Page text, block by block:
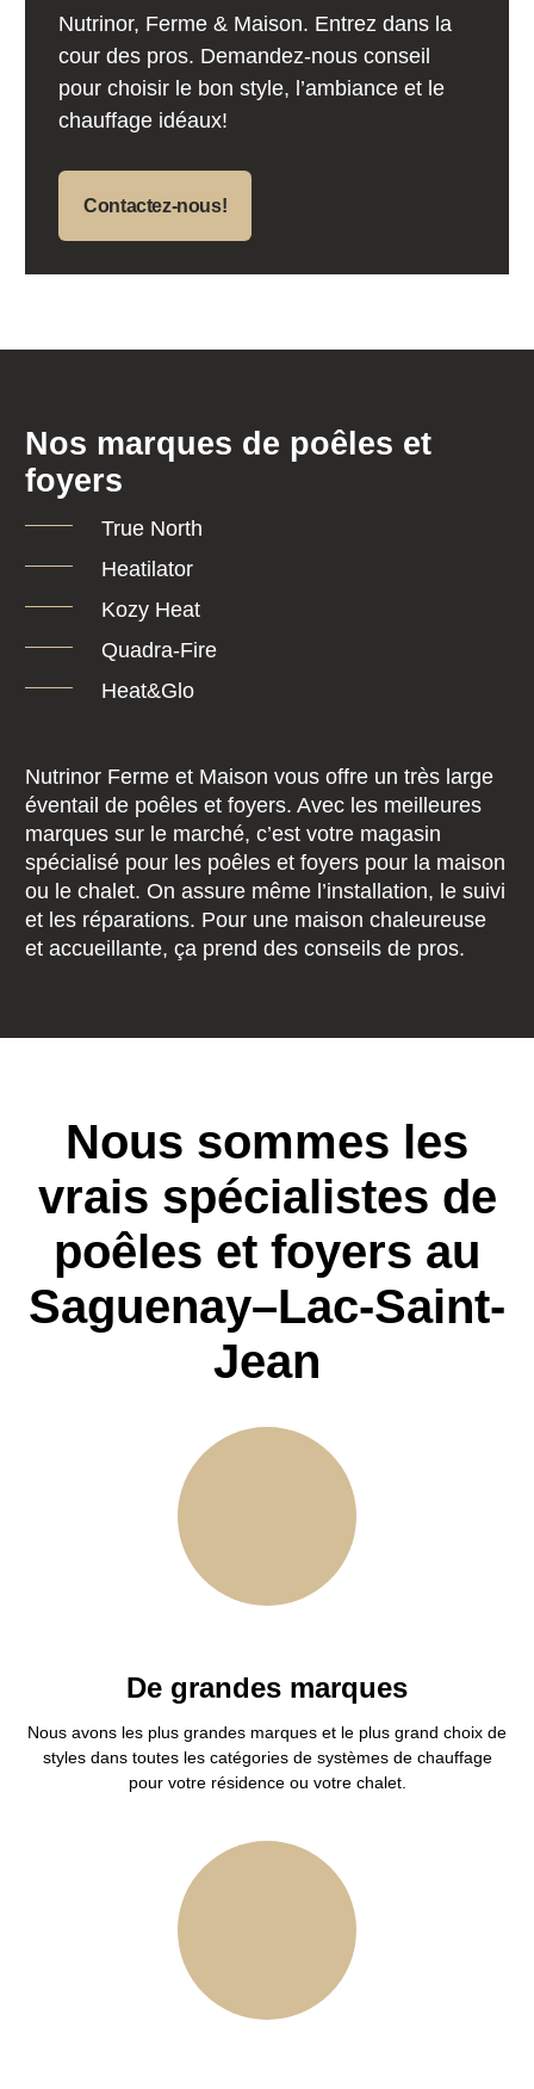
Nutrinor, Ferme & Maison. Entrez dans la
cour des pros. Demandez-nous conseil
pour choisir le bon style, l’ambiance et le
chauffage idéaux!
Contactez-nous!
Nos marques de poêles et
foyers
True North
Heatilator
Kozy Heat
Quadra-Fire
Heat&Glo
Nutrinor Ferme et Maison vous offre un très large
éventail de poêles et foyers. Avec les meilleures
marques sur le marché, c’est votre magasin
spécialisé pour les poêles et foyers pour la maison
ou le chalet. On assure même l’installation, le suivi
et les réparations. Pour une maison chaleureuse
et accueillante, ça prend des conseils de pros.
Nous sommes les
vrais spécialistes de
poêles et foyers au
Saguenay–Lac-Saint-
Jean
De grandes marques
Nous avons les plus grandes marques et le plus grand choix de
styles dans toutes les catégories de systèmes de chauffage
pour votre résidence ou votre chalet.